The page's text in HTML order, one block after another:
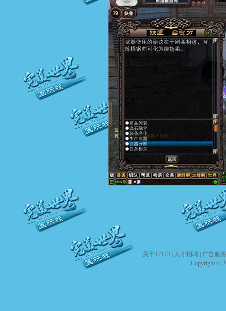
关于17173 人才招聘
广告服务
Copyright ©